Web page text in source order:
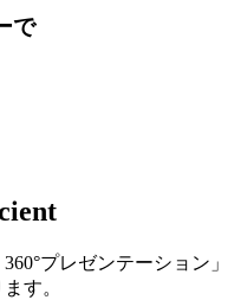
で
プレゼンテーション」
す。